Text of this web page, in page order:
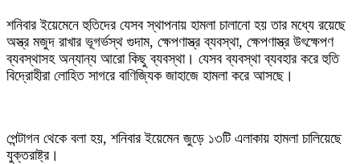
শনিবার ইয়েমেনে হুতিদের যেসব স্থাপনায় হামলা চালানো হয় তার মধ্যে রয়েছে
অস্ত্র মজুদ রাখার ভূগর্ভস্থ গুদাম, ক্ষেপণাস্ত্র ব্যবস্থা, ক্ষেপণাস্ত্র উৎক্ষেপণ
ব্যবস্থাসহ অন্যান্য আরো কিছু ব্যবস্থা। যেসব ব্যবস্থা ব্যবহার করে হুতি
বিদ্রোহীরা লোহিত সাগরে বাণিজ্যিক জাহাজে হামলা করে আসছে।
পেন্টাগন থেকে বলা হয়, শনিবার ইয়েমেন জুড়ে ১৩টি এলাকায় হামলা চালিয়েছে
যুক্তরাষ্ট্র।